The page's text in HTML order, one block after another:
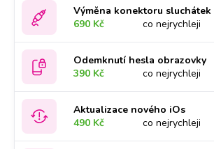
Výměna konektoru sluchátek
690 Kč
co nejrychleji
Odemknutí hesla obrazovky
390 Kč
co nejrychleji
Aktualizace nového iOs
490 Kč
co nejrychleji